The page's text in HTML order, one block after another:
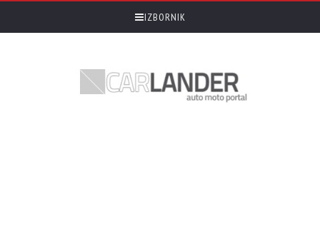
IZBORNIK